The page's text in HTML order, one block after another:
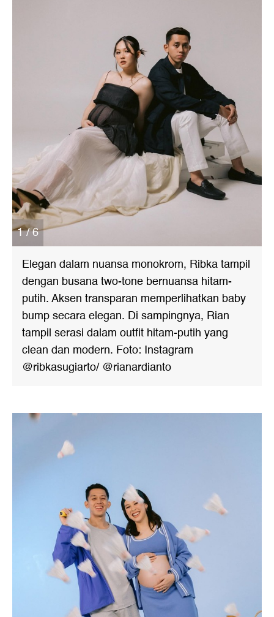
1 / 6
Elegan dalam nuansa monokrom, Ribka tampil
dengan busana two-tone bernuansa hitam-
putih. Aksen transparan memperlihatkan baby
bump secara elegan. Di sampingnya, Rian
tampil serasi dalam outfit hitam-putih yang
clean dan modern. Foto: Instagram
@ribkasugiarto/ @rianardianto